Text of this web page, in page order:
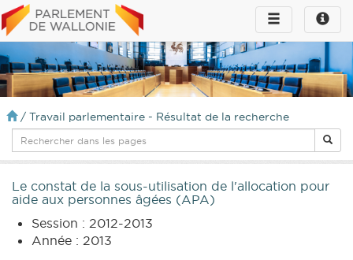
Toggle
infos
Toggle
navigation
/ Travail parlementaire - Résultat de la recherche
Le constat de la sous-utilisation de l'allocation pour
aide aux personnes âgées (APA)
Session : 2012-2013
Année : 2013